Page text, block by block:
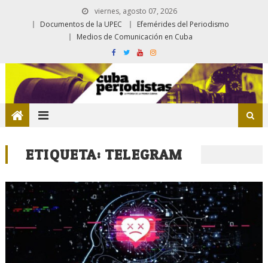
viernes, agosto 07, 2026
Documentos de la UPEC
Efemérides del Periodismo
Medios de Comunicación en Cuba
ETIQUETA: TELEGRAM